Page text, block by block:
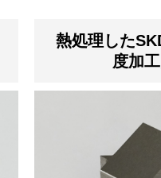
熱処理した
度加